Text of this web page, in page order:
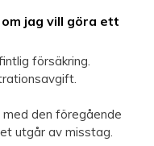
jag vill göra ett
försäkring.
den föregående
utgår av misstag.